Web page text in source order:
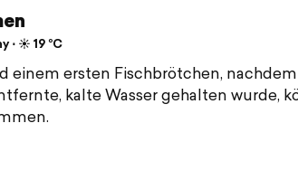
⋅ ☀️ 19 °C
einem ersten Fischbrötchen,
kalte Wasser gehalten wurde,